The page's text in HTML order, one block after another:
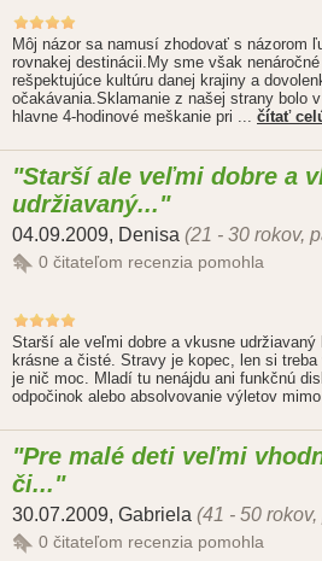
Môj názor sa namusí zhodovať s názorom
rovnakej destinácii.My sme však
rešpektujúce kultúru danej krajiny a
očakávania.Sklamanie z našej strany bolo
hlavne 4-hodinové meškanie pri ... čítať
Starší ale veľmi dobre a
udržiavaný...
04.09.2009, Denisa (21 - 30 rokov,
0 čitateľom recenzia pomohla
Starší ale veľmi dobre a vkusne
krásne a čisté. Stravy je kopec, len si
je nič moc. Mladí tu nenájdu ani funkčnú
odpočinok alebo absolvovanie výletov
Pre malé deti veľmi
či...
30.07.2009, Gabriela (41 - 50
0 čitateľom recenzia pomohla